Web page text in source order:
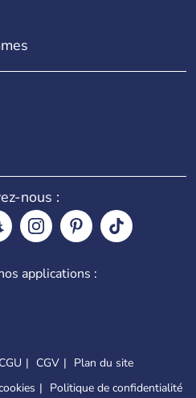
nous :
applications :
CGU CGV
Plan du site
Politique de confidentialité